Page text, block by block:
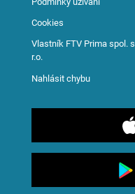
Cookies
Vlastník FTV Prima spol. s
r.o.
Nahlásit chybu